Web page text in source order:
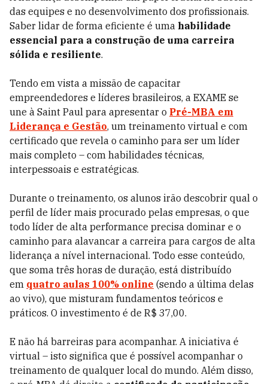
das equipes e no desenvolvimento dos profissionais.
Saber lidar de forma eficiente é uma habilidade
essencial para a construção de uma carreira
sólida e resiliente.
Tendo em vista a missão de capacitar
empreendedores e líderes brasileiros, a EXAME se
une à Saint Paul para apresentar o Pré-MBA em
Liderança e Gestão, um treinamento virtual e com
certificado que revela o caminho para ser um líder
mais completo – com habilidades técnicas,
interpessoais e estratégicas.
Durante o treinamento, os alunos irão descobrir qual o
perfil de líder mais procurado pelas empresas, o que
todo líder de alta performance precisa dominar e o
caminho para alavancar a carreira para cargos de alta
liderança a nível internacional. Todo esse conteúdo,
que soma três horas de duração, está distribuído
em quatro aulas 100% online (sendo a última delas
ao vivo), que misturam fundamentos teóricos e
práticos. O investimento é de R$ 37,00.
E não há barreiras para acompanhar. A iniciativa é
virtual – isto significa que é possível acompanhar o
treinamento de qualquer local do mundo. Além disso,